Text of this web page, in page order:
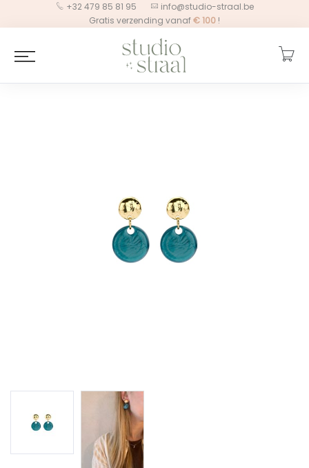
+32 479 85 81 95
info@studio-straal.be
Gratis verzending vanaf€100 !